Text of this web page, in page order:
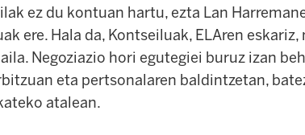
ez du kontuan hartu, ezta Lan
ere. Hala da, Kontseiluak, ELAren
Negoziazio hori egutegiei buruz izan
eta pertsonalaren baldintzetan,
atalean.